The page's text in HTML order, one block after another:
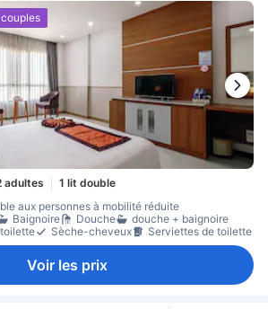
adultes
1 lit double
aux personnes à mobilité réduite
Baignoire Douche
douche + baignoire
Sèche-cheveux Serviettes de toilette
Voir les prix